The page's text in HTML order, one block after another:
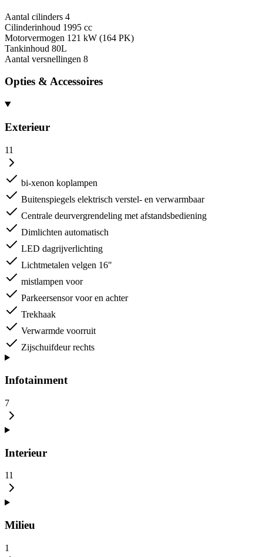
Aantal cilinders 4
Cilinderinhoud 1995 cc
Motorvermogen 121 kW (164 PK)
Tankinhoud 80L
Aantal versnellingen 8
Opties & Accessoires
Exterieur
11
bi-xenon koplampen
Buitenspiegels elektrisch verstel- en verwarmbaar
Centrale deurvergrendeling met afstandsbediening
Dimlichten automatisch
LED dagrijverlichting
Lichtmetalen velgen 16"
mistlampen voor
Parkeersensor voor en achter
Trekhaak
Verwarmde voorruit
Zijschuifdeur rechts
Infotainment
7
Interieur
11
Milieu
1